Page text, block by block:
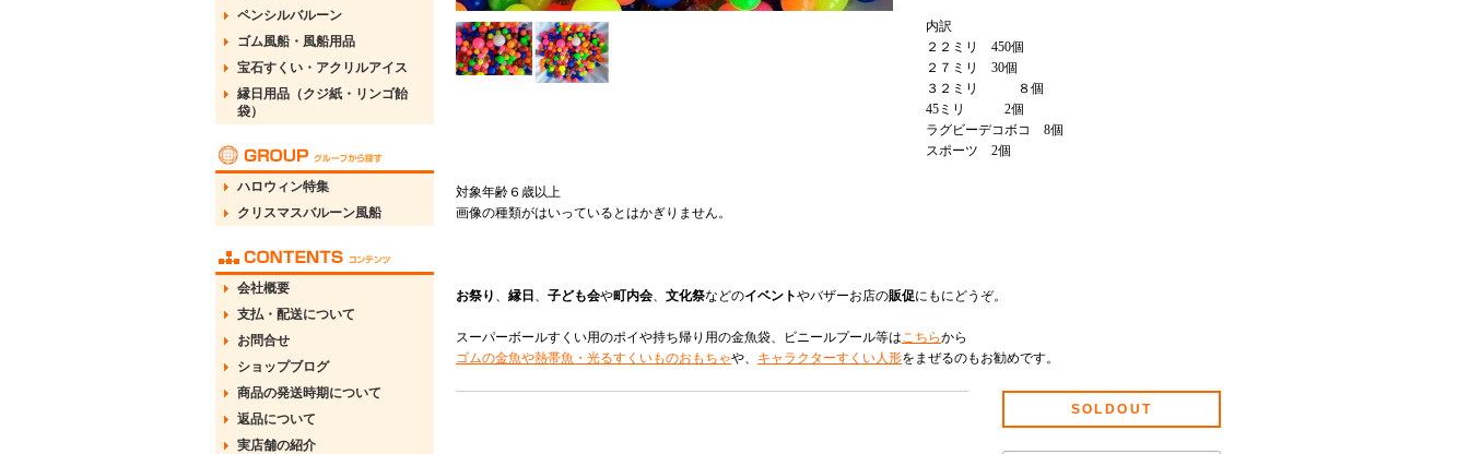
ペンシルバルーン
ゴム風船・風船用品
宝石すくい・アクリルアイス
縁日用品（クジ紙・リンゴ飴
袋）
ハロウィン特集
クリスマスバルーン風船
会社概要
支払・配送について
お問合せ
ショップブログ
商品の発送時期について
返品について
実店舗の紹介
内訳
２２ミリ 450個
２７ミリ 30個
３２ミリ ８個
45ミリ 2個
ラグビーデコボコ 8個
スポーツ 2個
対象年齢６歳以上
画像の種類がはいっているとはかぎりません。
お祭り 、 縁日 、 子ども会や町内会、 文化祭などのイベントやバザーお店の販促にもにどうぞ。
スーパーボールすくい用のポイや持ち帰り用の金魚袋、ビニールプール等はこちらから
ゴムの金魚や熱帯魚・光るすくいものおもちゃや、 キャラクターすくい人形をまぜるのもお勧めです。
SOLDOUT